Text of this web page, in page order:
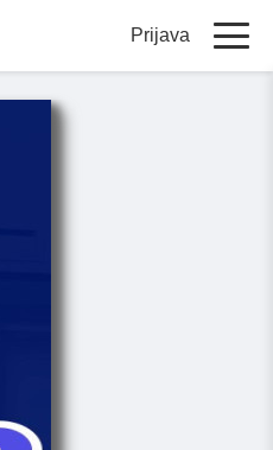
Prijava